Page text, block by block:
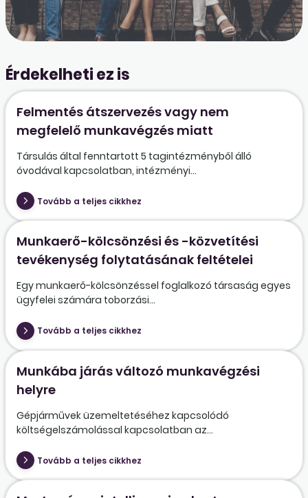
Érdekelheti ez is
Felmentés átszervezés vagy nem
megfelelő munkavégzés miatt
Társulás által fenntartott 5 tagintézményből álló
óvodával kapcsolatban, intézményi...
Tovább a teljes cikkhez
Munkaerő-kölcsönzési és -közvetítési
tevékenység folytatásának feltételei
Egy munkaerő-kölcsönzéssel foglalkozó társaság egyes
ügyfelei számára toborzási...
Tovább a teljes cikkhez
Munkába járás változó munkavégzési
helyre
Gépjárművek üzemeltetéséhez kapcsolódó
költségelszámolással kapcsolatban az...
Tovább a teljes cikkhez